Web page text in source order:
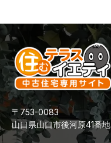
〒753-0083
山口県山口市後河原41番地